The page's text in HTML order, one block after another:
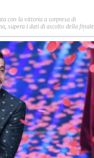
con la vittoria a sorpresa di
supera i dati di ascolto della finale
Conti.